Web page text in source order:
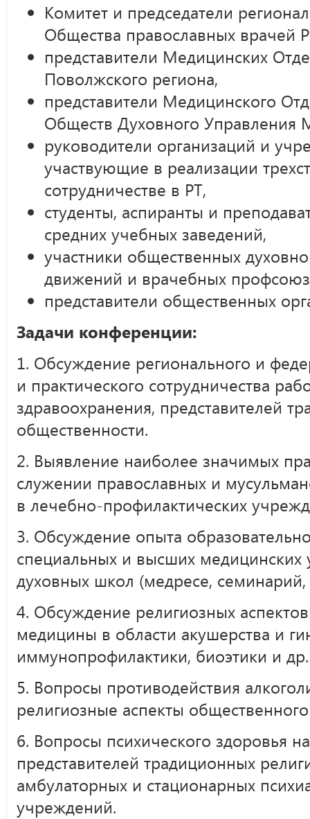
Комитет и председатели
Общества православных врачей
представители Медицинских
Поволжского региона,
представители Медицинского
Обществ Духовного Управления
руководители организаций и
участвующие в реализации
сотрудничестве в РТ,
студенты, аспиранты и
средних учебных заведений,
участники общественных
движений и врачебных
представители общественных
Задачи конференции:
1. Обсуждение регионального и
и практического сотрудничества
здравоохранения, представителей
общественности.
2. Выявление наиболее значимых
служении православных и
в лечебно-профилактических
3. Обсуждение опыта
специальных и высших медицинских
духовных школ (медресе, семинарий,
4. Обсуждение религиозных
медицины в области акушерства и
иммунопрофилактики, биоэтики и др.
5. Вопросы противодействия
религиозные аспекты
6. Вопросы психического здоровья
представителей традиционных
амбулаторных и стационарных
учреждений.